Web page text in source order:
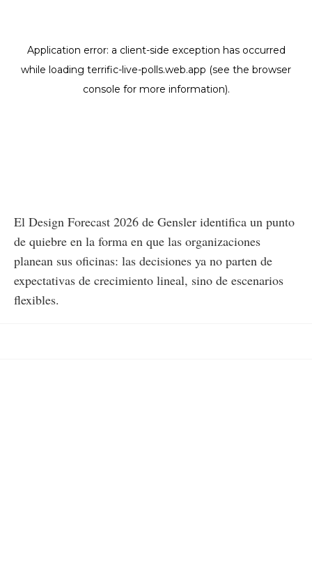
El Design Forecast 2026 de Gensler identifica un punto
de quiebre en la forma en que las organizaciones
planean sus oficinas: las decisiones ya no parten de
expectativas de crecimiento lineal, sino de escenarios
flexibles.